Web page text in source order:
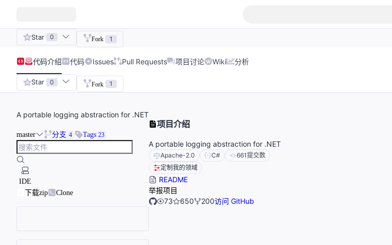
Star 0 Fork 1
代码介绍 代码 Issues Pull Requests 项目讨论 Wiki 分析
Star 0 Fork 1
A portable logging abstraction for .NET
master 分支 4 Tags 23
IDE
下载zip
Clone
项目介绍
A portable logging abstraction for .NET
Apache-2.0 C# 661提交数
定制我的领域
README
举报项目
73
650 200访问 GitHub